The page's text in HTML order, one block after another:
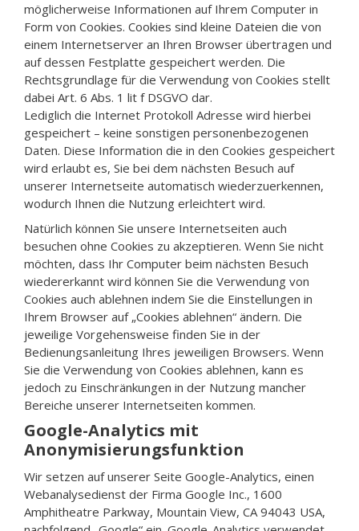
möglicherweise Informationen auf Ihrem Computer in
Form von Cookies. Cookies sind kleine Dateien die von
einem Internetserver an Ihren Browser übertragen und
auf dessen Festplatte gespeichert werden. Die
Rechtsgrundlage für die Verwendung von Cookies stellt
dabei Art. 6 Abs. 1 lit f DSGVO dar.
Lediglich die Internet Protokoll Adresse wird hierbei
gespeichert – keine sonstigen personenbezogenen
Daten. Diese Information die in den Cookies gespeichert
wird erlaubt es, Sie bei dem nächsten Besuch auf
unserer Internetseite automatisch wiederzuerkennen,
wodurch Ihnen die Nutzung erleichtert wird.
Natürlich können Sie unsere Internetseiten auch
besuchen ohne Cookies zu akzeptieren. Wenn Sie nicht
möchten, dass Ihr Computer beim nächsten Besuch
wiedererkannt wird können Sie die Verwendung von
Cookies auch ablehnen indem Sie die Einstellungen in
Ihrem Browser auf „Cookies ablehnen“ ändern. Die
jeweilige Vorgehensweise finden Sie in der
Bedienungsanleitung Ihres jeweiligen Browsers. Wenn
Sie die Verwendung von Cookies ablehnen, kann es
jedoch zu Einschränkungen in der Nutzung mancher
Bereiche unserer Internetseiten kommen.
Google-Analytics mit
Anonymisierungsfunktion
Wir setzen auf unserer Seite Google-Analytics, einen
Webanalysedienst der Firma Google Inc., 1600
Amphitheatre Parkway, Mountain View, CA 94043 USA,